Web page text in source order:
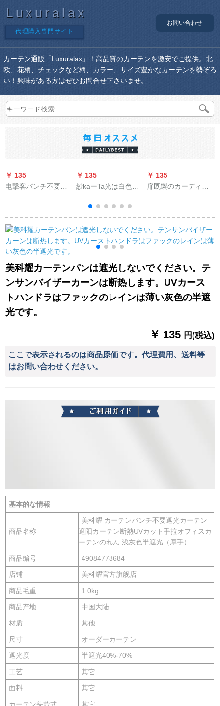
Luxuralax
代理購入専門サイト
お問い合わせ
カーテン通販「Luxuralax」！高品質のカーテンを激安でご提供。北
欧、花柄、チェックなど柄、カラー、サイズ豊かなカーテンを勢ぞろ
い！興味がある方はぜひお問合せ下さいませ。
￥ 135
电撃客パンチ不要の
阶プロモーション完
全遮光B 304
￥ 135
紗kaーTa光は白色の
ーズシリーズシリー
ズシリーズン糸ベア
ラ砂遮光白紗断熱を
透過して透過しませ
ん。レカースデッキ
がひっくり返る双生
樹-乳白の幅が2.0 X高
2.7フーク（高度改）
￥ 135
扉既製のカーディジ
の金を遮光して寝室
の少女の透かし网の
赤いins姫系ショッカ
室のベルダウウィン
ドウ出张棒【少女
粉】布+纱+カーター
テテン1.8枚x 2.0高
美科耀カーテンパンは遮光しないでください。テ
ンサンバイザーカーンは断热します。UVカース
トハンドラはファックのレインは薄い灰色の半遮
光です。
￥ 135 円(税込)
ここで表示されるのは商品原価です。代理費用、送料等
はお問い合わせください。
基本的な情報
商品名称
美科耀 カーテンパンチ不要遮光カーテン
遮阳カーテン断熱UVカット手拉オフィスカ
ーテンのれん 浅灰色半遮光（厚手）
商品编号 49084778684
店铺 美科耀官方旗舰店
商品毛重 1.0kg
商品产地 中国大陆
材质 其他
尺寸 オーダーカーテン
遮光度 半遮光40%-70%
工艺 其它
面料 其它
カーテン头款式 其它